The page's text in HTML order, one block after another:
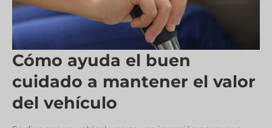
Cómo ayuda el buen
cuidado a mantener el valor
del vehículo